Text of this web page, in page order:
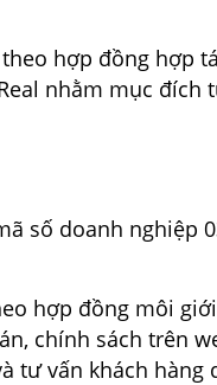
hợp đồng hợp
nhằm mục đích
số doanh nghiệp
hợp đồng môi
chính sách trên
tư vấn khách hàng